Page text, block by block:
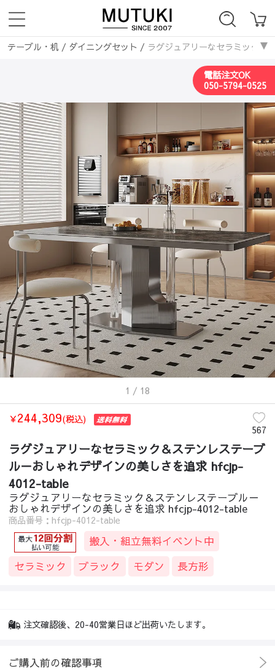
テーブル・机 / ダイニングセット / ラグジュアリーなセラミック
ラグジュアリーなセラミッ
セラミックダイニングテーブル/ラグジュア
電話注文OK
050-5794-0525
1 / 18
￥244,309(税込)
567
ラグジュアリーなセラミック＆ステンレステーブ
ル－おしゃれデザインの美しさを追求 hfcjp-
4012-table
ラグジュアリーなセラミック＆ステンレステーブル－
おしゃれデザインの美しさを追求 hfcjp-4012-table
商品番号：hfcjp-4012-table
搬入・組立無料イベント中
セラミック
ブラック モダン 長方形
注文確認後、20-40営業日ほど出荷いたします。
ご購入前の確認事項